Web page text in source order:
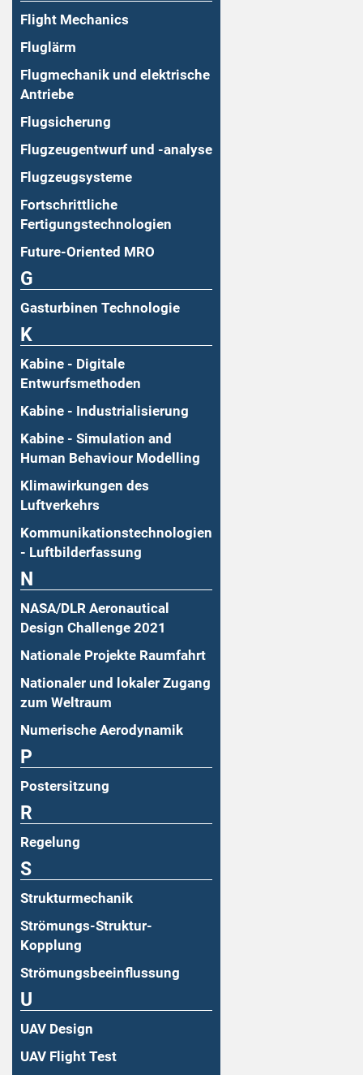
Flight Mechanics
Fluglärm
Flugmechanik und elektrische
Antriebe
Flugsicherung
Flugzeugentwurf und -analyse
Flugzeugsysteme
Fortschrittliche
Fertigungstechnologien
Future-Oriented MRO
G
Gasturbinen Technologie
K
Kabine - Digitale
Entwurfsmethoden
Kabine - Industrialisierung
Kabine - Simulation and
Human Behaviour Modelling
Klimawirkungen des
Luftverkehrs
Kommunikationstechnologien
- Luftbilderfassung
N
NASA/DLR Aeronautical
Design Challenge 2021
Nationale Projekte Raumfahrt
Nationaler und lokaler Zugang
zum Weltraum
Numerische Aerodynamik
P
Postersitzung
R
Regelung
S
Strukturmechanik
Strömungs-Struktur-
Kopplung
Strömungsbeeinflussung
U
UAV Design
UAV Flight Test